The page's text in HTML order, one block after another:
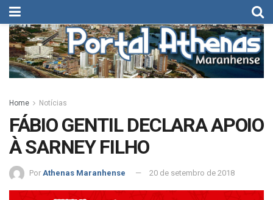
Home Notícias
FÁBIO GENTIL DECLARA APOIO
À SARNEY FILHO
Por Athenas Maranhense 20 de setembro de 2018